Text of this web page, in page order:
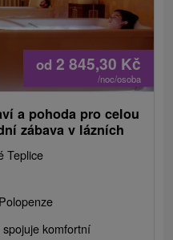
od 2 845,30 Kč
/noc/osoba
a pohoda pro celou
zábava v lázních
Teplice
Polopenze
komfortní